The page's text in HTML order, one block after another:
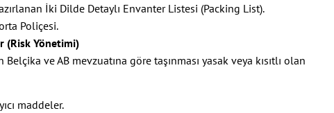
İki Dilde Detaylı Envanter Listesi (Packing List).
Poliçesi.
(Risk Yönetimi)
ve AB mevzuatına göre taşınması yasak veya kısıtlı olan
maddeler.